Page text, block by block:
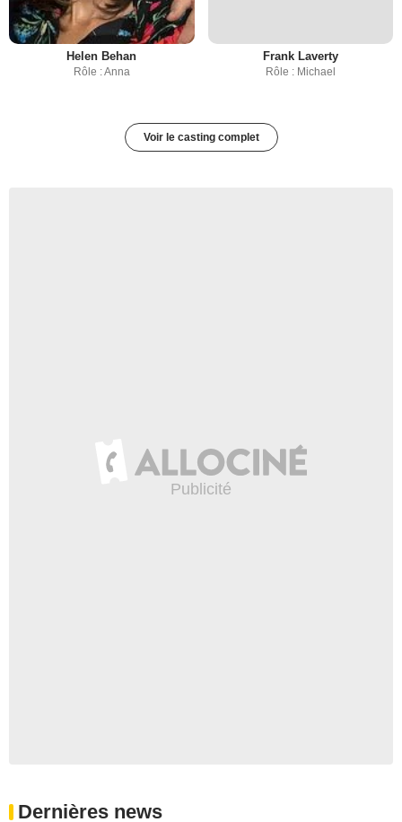
Helen Behan
Rôle : Anna
Frank Laverty
Rôle : Michael
Voir le casting complet
Dernières news